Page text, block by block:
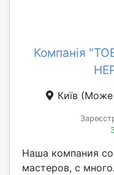
Компанія
Київ (Може
Наша компания
мастеров, с